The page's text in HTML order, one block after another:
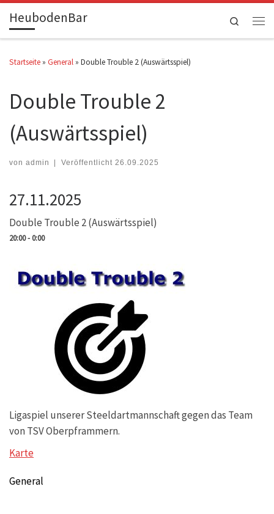
Zum Inhalt springen
HeubodenBar
Search
Startseite » General » Double Trouble 2 (Auswärtsspiel)
Double Trouble 2
(Auswärtsspiel)
von admin Veröffentlicht 26.09.2025
27.11.2025
Double Trouble 2 (Auswärtsspiel)
20:00 - 0:00
Ligaspiel unserer Steeldartmannschaft gegen das Team
von TSV Oberpframmern.
Karte
General